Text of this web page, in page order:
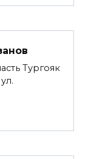
Тургояк